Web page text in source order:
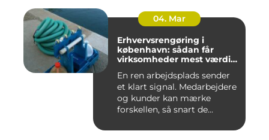
04. Mar
Erhvervsrengøring i
københavn: sådan får
virksomheder mest værdi
En ren arbejdsplads sender
et klart signal. Medarbejdere
og kunder kan mærke
forskellen, så snart de...